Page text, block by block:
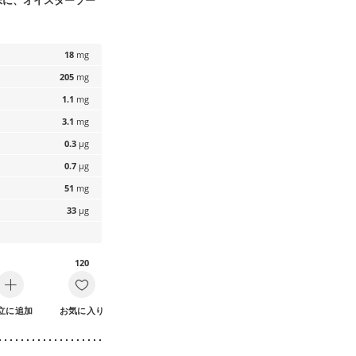
18 mg
205 mg
1.1 mg
3.1 mg
0.3 µg
0.7 µg
51 mg
33 µg
に追加
120
お気に入り